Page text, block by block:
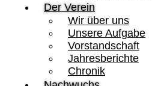
Der Verein
Wir über uns
Unsere Aufgabe
Vorstandschaft
Jahresberichte
Chronik